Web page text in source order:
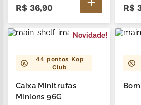
R$ 36,90 R$
Novidade!
44 pontos Kop
Club
Caixa Minitrufas
Minions 96G